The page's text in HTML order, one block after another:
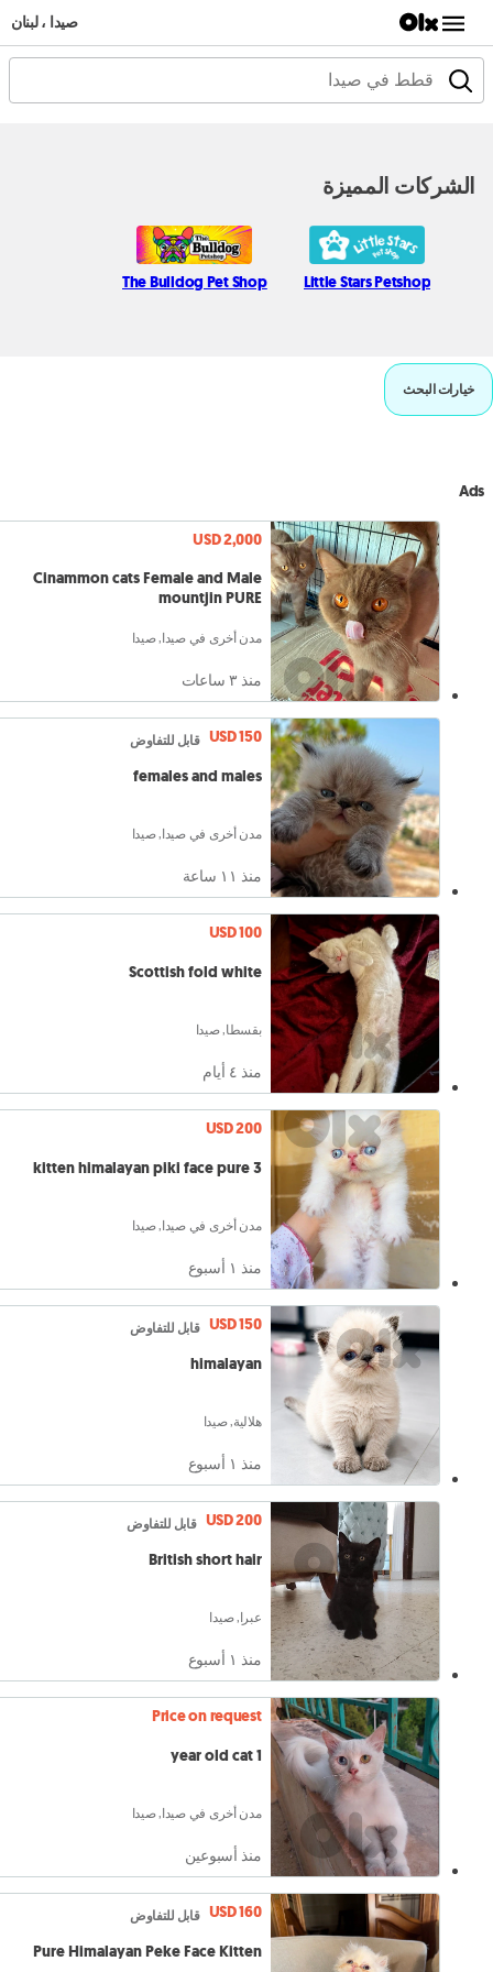
صيدا ، لبنان
الشركات المميزة
Little Stars Petshop
The Bulldog Pet Shop
خيارات البحث
Ads
USD 2,000
Cinammon cats Female and Male
mountjin PURE
مدن أخرى في صيدا, صيدا
منذ ٣ ساعات
USD 150 قابل للتفاوض
females and males
مدن أخرى في صيدا, صيدا
منذ ١١ ساعة
USD 100
Scottish fold white
بقسطا, صيدا
منذ ٤ أيام
USD 200
3 kitten himalayan piki face pure
مدن أخرى في صيدا, صيدا
منذ ١ أسبوع
USD 150 قابل للتفاوض
himalayan
هلالية, صيدا
منذ ١ أسبوع
USD 200 قابل للتفاوض
British short hair
عبرا, صيدا
منذ ١ أسبوع
Price on request
1 year old cat
مدن أخرى في صيدا, صيدا
منذ أسبوعين
USD 160 قابل للتفاوض
Pure Himalayan Peke Face Kitten